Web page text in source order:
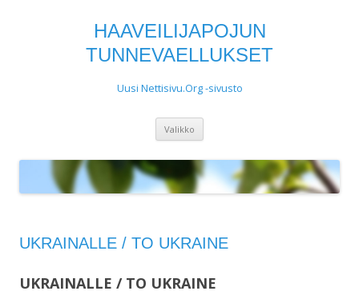
HAAVEILIJAPOJUN
TUNNEVAELLUKSET
Uusi Nettisivu.Org -sivusto
Valikko
UKRAINALLE / TO UKRAINE
UKRAINALLE / TO UKRAINE